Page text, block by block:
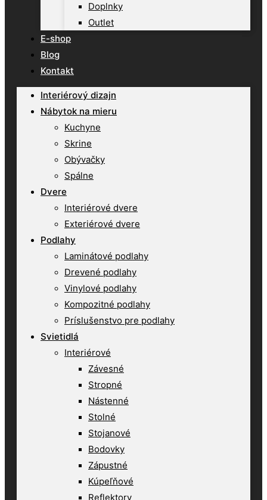
Doplnky
Outlet
E-shop
Blog
Kontakt
Interiérový dizajn
Nábytok na mieru
Kuchyne
Skrine
Obývačky
Spálne
Dvere
Interiérové dvere
Exteriérové dvere
Podlahy
Laminátové podlahy
Drevené podlahy
Vinylové podlahy
Kompozitné podlahy
Príslušenstvo pre podlahy
Svietidlá
Interiérové
Závesné
Stropné
Nástenné
Stolné
Stojanové
Bodovky
Zápustné
Kúpeľňové
Reflektory